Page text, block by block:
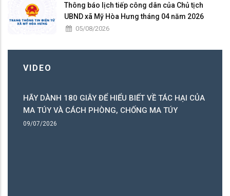
Thông báo lịch tiếp công dân của Chủ tịch
UBND xã Mỹ Hòa Hưng tháng 04 năm 2026
05/08/2026
VIDEO
HÃY DÀNH 180 GIÂY ĐỂ HIỂU BIẾT VỀ TÁC HẠI CỦA
MA TÚY VÀ CÁCH PHÒNG, CHỐNG MA TÚY
09/07/2026